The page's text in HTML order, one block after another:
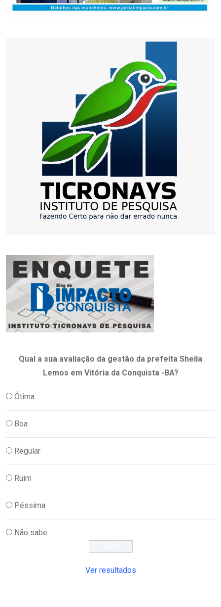
Qual a sua avaliação da gestão da prefeita Sheila
Lemos em Vitória da Conquista -BA?
Ótima
Boa
Regular
Ruim
Péssima
Não sabe
Ver resultados